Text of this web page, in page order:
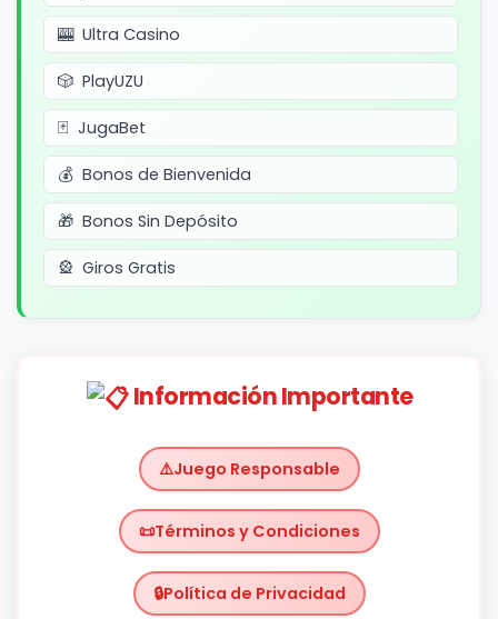
Ultra Casino
PlayUZU
JugaBet
Bonos de Bienvenida
Bonos Sin Depósito
Giros Gratis
Información Importante
Juego Responsable
Términos y Condiciones
Política de Privacidad